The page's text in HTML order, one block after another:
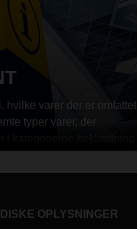
hvilke varer der er omfattet
typer varer, der
OPLYSNINGER